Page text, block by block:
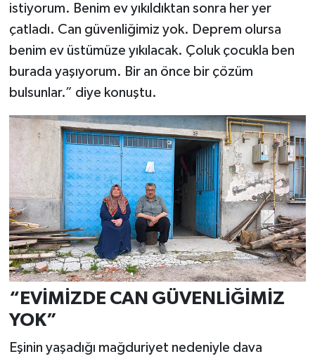
istiyorum. Benim ev yıkıldıktan sonra her yer
çatladı. Can güvenliğimiz yok. Deprem olursa
benim ev üstümüze yıkılacak. Çoluk çocukla ben
burada yaşıyorum. Bir an önce bir çözüm
bulsunlar.” diye konuştu.
“EVİMİZDE CAN GÜVENLİĞİMİZ
YOK”
Eşinin yaşadığı mağduriyet nedeniyle dava